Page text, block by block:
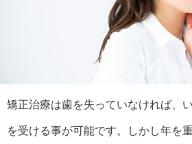
矯正治療は歯を失っていなければ、
を受ける事が可能です。しかし年を